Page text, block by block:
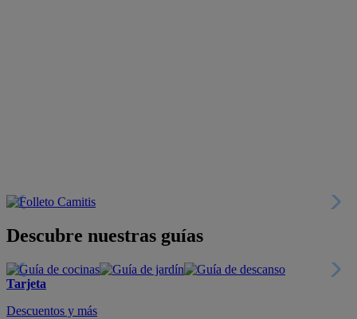
Descubre nuestras guías
Tarjeta
Descuentos y más